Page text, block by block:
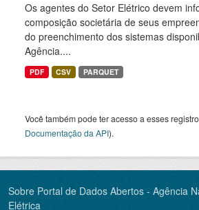
Os agentes do Setor Elétrico devem
composição societária de seus
do preenchimento dos sistemas
Agência....
PDF CSV PARQUET
Você também pode ter acesso a esses
Documentação da API).
Sobre Portal de Dados Abertos - Agência
Elétrica